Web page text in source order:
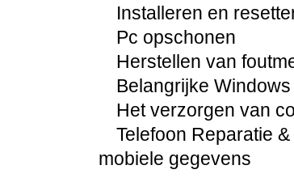
Installeren en
Pc opschonen
Herstellen van
Belangrijke
Het verzorgen van
Telefoon Reparatie
mobiele gegevens